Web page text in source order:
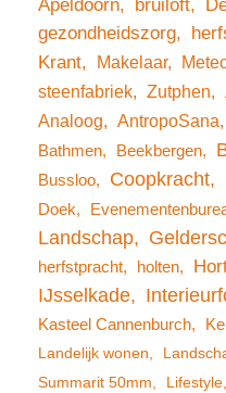
Apeldoorn bruiloft
gezondheidszorg
Krant
Makelaar
steenfabriek
Zutphen
Analoog
AntropoSana
Bathmen
Beekbergen
Bussloo
Coopkracht
Doek
Landschap
herfstpracht
holten
IJsselkade
Kasteel Cannenburch
Landelijk wonen
Summarit 50mm
Lifestyle